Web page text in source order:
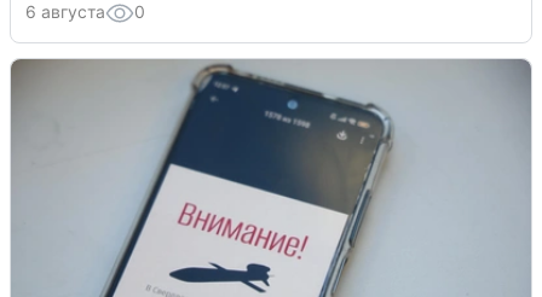
6 августа 0